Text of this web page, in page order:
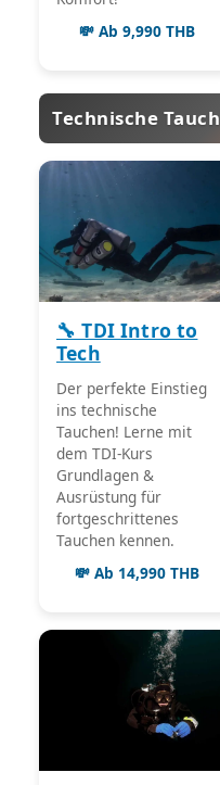
💸 Ab 9,990 THB
Technische
🔧 TDI Intro to
Tech
Der perfekte Einstieg
ins technische
Tauchen! Lerne mit
dem TDI-Kurs
Grundlagen &
Ausrüstung für
fortgeschrittenes
Tauchen kennen.
💸 Ab 14,990 THB